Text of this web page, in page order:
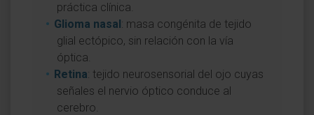
práctica clínica.
Glioma nasal: masa congénita de tejido
glial ectópico, sin relación con la vía
óptica.
Retina: tejido neurosensorial del ojo cuyas
señales el nervio óptico conduce al
cerebro.